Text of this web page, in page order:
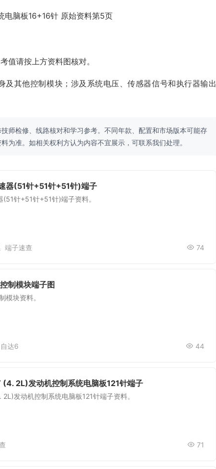
电脑板16+16针 原始资料第5页
值请按上方资料图核对。
其他控制模块；涉及系统电压、传感器信号和执行器输出
师检修、线路核对和学习参考。不同年款、配置和市场版本可能存
为准。如相关权利方认为内容不宜展示，可联系我们处理。
器(51针+51针+51针)端子
针+51针+51针)端子资料。
74
端子速查
制模块端子图
模块资料。
44
达6
2L)发动机控制系统电脑板121针端子
发动机控制系统电脑板121针端子资料。
71